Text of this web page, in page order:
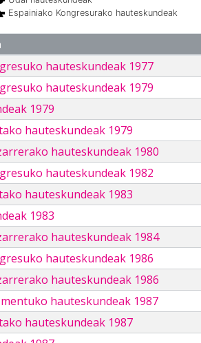
Espainiako Kongresurako hauteskundeak
hauteskundeak 1977
hauteskundeak 1979
1979
hauteskundeak 1979
hauteskundeak 1980
hauteskundeak 1982
hauteskundeak 1983
1983
hauteskundeak 1984
hauteskundeak 1986
hauteskundeak 1986
hauteskundeak 1987
hauteskundeak 1987